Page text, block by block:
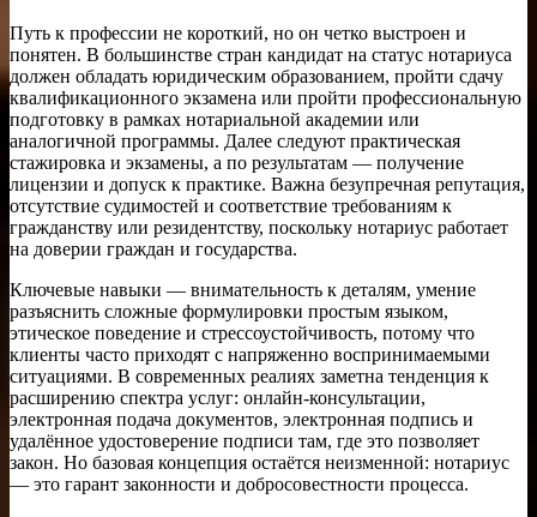
Путь к профессии не короткий, но он четко выстроен и
понятен. В большинстве стран кандидат на статус нотариуса
должен обладать юридическим образованием, пройти сдачу
квалификационного экзамена или пройти профессиональную
подготовку в рамках нотариальной академии или
аналогичной программы. Далее следуют практическая
стажировка и экзамены, а по результатам — получение
лицензии и допуск к практике. Важна безупречная репутация,
отсутствие судимостей и соответствие требованиям к
гражданству или резидентству, поскольку нотариус работает
на доверии граждан и государства.
Ключевые навыки — внимательность к деталям, умение
разъяснить сложные формулировки простым языком,
этическое поведение и стрессоустойчивость, потому что
клиенты часто приходят с напряженно воспринимаемыми
ситуациями. В современных реалиях заметна тенденция к
расширению спектра услуг: онлайн-консультации,
электронная подача документов, электронная подпись и
удалённое удостоверение подписи там, где это позволяет
закон. Но базовая концепция остаётся неизменной: нотариус
— это гарант законности и добросовестности процесса.